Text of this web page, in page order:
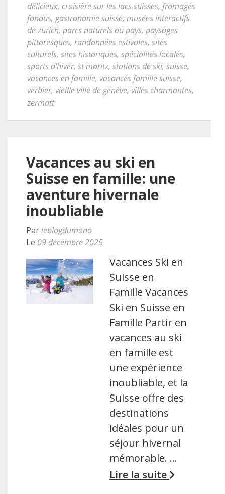
délicieux, croisière sur les lacs suisses, fromages
fondus, gastronomie suisse, musées interactifs
de zurich, parcs naturels du pays, paysages
pittoresques, randonnées estivales, sites
culturels, sites historiques, spécialités locales,
sports d'hiver, st moritz, stations de ski, suisse,
vacances en famille, vacances famille suisse,
verbier, vieille ville de genève, villes charmantes,
zermatt
Vacances au ski en
Suisse en famille: une
aventure hivernale
inoubliable
Parleblogdumono
Le 09 décembre 2025
Vacances Ski en
Suisse en
Famille Vacances
Ski en Suisse en
Famille Partir en
vacances au ski
en famille est
une expérience
inoubliable, et la
Suisse offre des
destinations
idéales pour un
séjour hivernal
mémorable. …
Lire la suite